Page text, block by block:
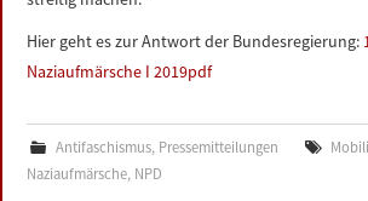
Hier geht es zur Antwort der Bundesregierung:
Naziaufmärsche I 2019pdf
Antifaschismus, Pressemitteilungen
Naziaufmärsche, NPD